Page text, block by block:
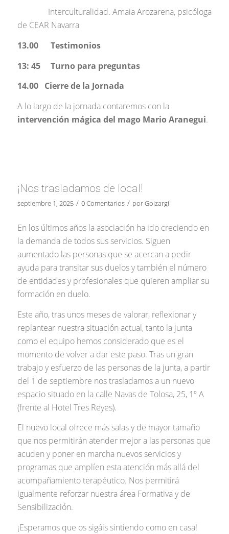
Interculturalidad. Amaia Arozarena, psicóloga
de CEAR Navarra
13.00 Testimonios
13: 45 Turno para preguntas
14.00 Cierre de la Jornada
A lo largo de la jornada contaremos con la
intervención mágica del mago Mario Aranegui.
¡Nos trasladamos de local!
septiembre 1, 2025 / 0 Comentarios / porGoizargi
En los últimos años la asociación ha ido creciendo en
la demanda de todos sus servicios. Siguen
aumentado las personas que se acercan a pedir
ayuda para transitar sus duelos y también el número
de entidades y profesionales que quieren ampliar su
formación en duelo.
Este año, tras unos meses de valorar, reflexionar y
replantear nuestra situación actual, tanto la junta
como el equipo hemos considerado que es el
momento de volver a dar este paso. Tras un gran
trabajo y esfuerzo de las personas de la junta, a partir
del 1 de septiembre nos trasladamos a un nuevo
espacio situado en la calle Navas de Tolosa, 25, 1º A
(frente al Hotel Tres Reyes).
El nuevo local ofrece más salas y de mayor tamaño
que nos permitirán atender mejor a las personas que
acuden y poner en marcha nuevos servicios y
programas que amplíen esta atención más allá del
acompañamiento terapéutico. Nos permitirá
igualmente reforzar nuestra área Formativa y de
Sensibilización.
¡Esperamos que os sigáis sintiendo como en casa!